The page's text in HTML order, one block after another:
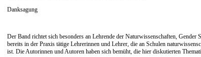
Danksagung
Der Band richtet sich besonders an Lehrende der Naturwissenschaften,
bereits in der Praxis tätige Lehrerinnen und Lehrer, die an Schulen
ist. Die Autorinnen und Autoren haben sich bemüht, die hier diskutierten